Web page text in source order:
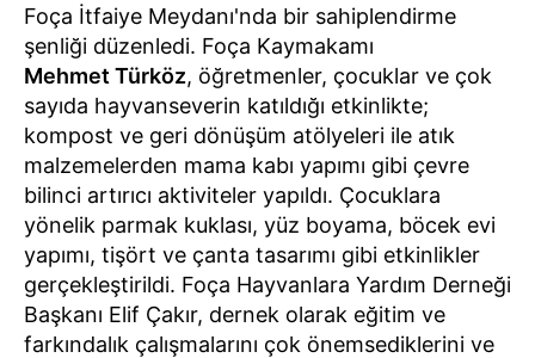
Foça İtfaiye Meydanı'nda bir sahiplendirme
şenliği düzenledi. Foça Kaymakamı
Mehmet Türköz, öğretmenler, çocuklar ve çok
sayıda hayvanseverin katıldığı etkinlikte;
kompost ve geri dönüşüm atölyeleri ile atık
malzemelerden mama kabı yapımı gibi çevre
bilinci artırıcı aktiviteler yapıldı. Çocuklara
yönelik parmak kuklası, yüz boyama, böcek evi
yapımı, tişört ve çanta tasarımı gibi etkinlikler
gerçekleştirildi. Foça Hayvanlara Yardım Derneği
Başkanı Elif Çakır, dernek olarak eğitim ve
farkındalık çalışmalarını çok önemsediklerini ve